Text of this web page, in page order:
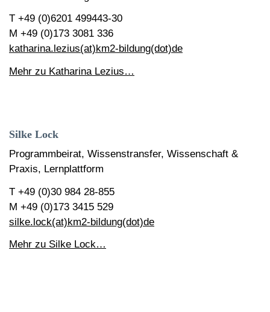
T +49 (0)6201 499443-30
M +49 (0)173 3081 336
katharina.lezius(at)km2-bildung(dot)de
Mehr zu Katharina Lezius…
Silke Lock
Programmbeirat, Wissenstransfer, Wissenschaft &
Praxis, Lernplattform
T +49 (0)30 984 28-855
M +49 (0)173 3415 529
silke.lock(at)km2-bildung(dot)de
Mehr zu Silke Lock…